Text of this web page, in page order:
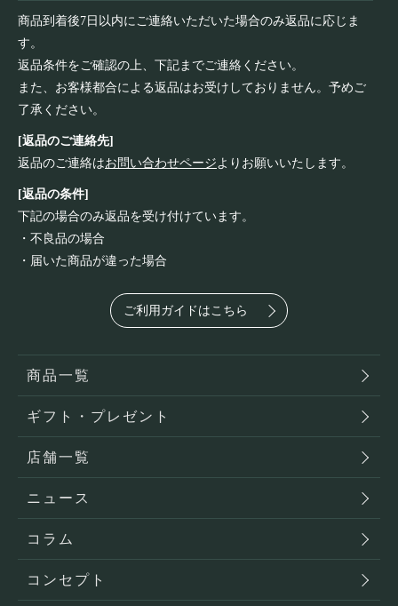
商品到着後7日以内にご連絡いただいた場合のみ返品に応じま
す。
返品条件をご確認の上、下記までご連絡ください。
また、お客様都合による返品はお受けしておりません。予めご
了承ください。
[返品のご連絡先]
返品のご連絡はお問い合わせページよりお願いいたします。
[返品の条件]
下記の場合のみ返品を受け付けています。
・不良品の場合
・届いた商品が違った場合
ご利用ガイドはこちら
商品一覧
ギフト・プレゼント
店舗一覧
ニュース
コラム
コンセプト